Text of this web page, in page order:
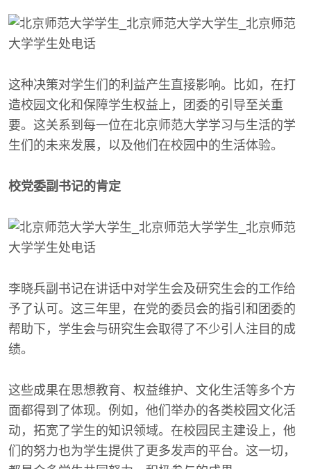
这种决策对学生们的利益产生直接影响。比如，在打
造校园文化和保障学生权益上，团委的引导至关重
要。这关系到每一位在北京师范大学学习与生活的学
生们的未来发展，以及他们在校园中的生活体验。
校党委副书记的肯定
李晓兵副书记在讲话中对学生会及研究生会的工作给
予了认可。这三年里，在党的委员会的指引和团委的
帮助下，学生会与研究生会取得了不少引人注目的成
绩。
这些成果在思想教育、权益维护、文化生活等多个方
面都得到了体现。例如，他们举办的各类校园文化活
动，拓宽了学生的知识领域。在校园民主建设上，他
们的努力也为学生提供了更多发声的平台。这一切，